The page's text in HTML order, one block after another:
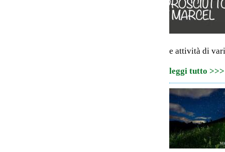
e attività di
leggi tutto >>>